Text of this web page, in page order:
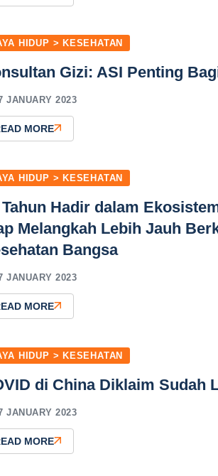
HIDUP > KESEHATAN
Gizi: ASI Penting
JANUARY 2023
MORE
HIDUP > KESEHATAN
Tahun Hadir dalam
Melangkah Lebih Jauh
Bangsa
JANUARY 2023
MORE
HIDUP > KESEHATAN
di China Diklaim Sudah
JANUARY 2023
MORE